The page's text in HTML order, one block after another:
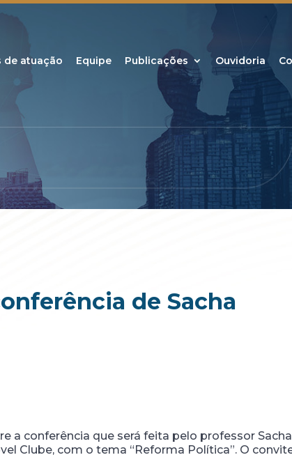
de atuação Equipe Publicações Ouvidoria
de Sacha
a conferência que será feita pelo professor Sacha
Clube, com o tema “Reforma Política”. O